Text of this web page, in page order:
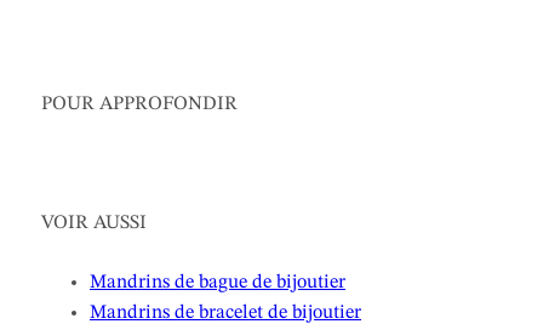
POUR APPROFONDIR
VOIR AUSSI
Mandrins de bague de bijoutier
Mandrins de bracelet de bijoutier